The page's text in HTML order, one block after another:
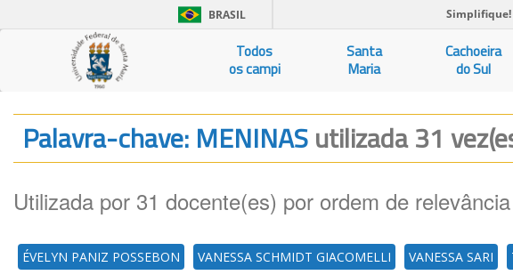
BRASIL Simplifique!
Todos
os campi
Santa
Maria
Cachoeira
do Sul
Palavra-chave: MENINASutilizada 31
Utilizada por 31 docente(es) por ordem de relevância
ÉVELYN PANIZ POSSEBON VANESSA SCHMIDT GIACOMELLI VANESSA SARI